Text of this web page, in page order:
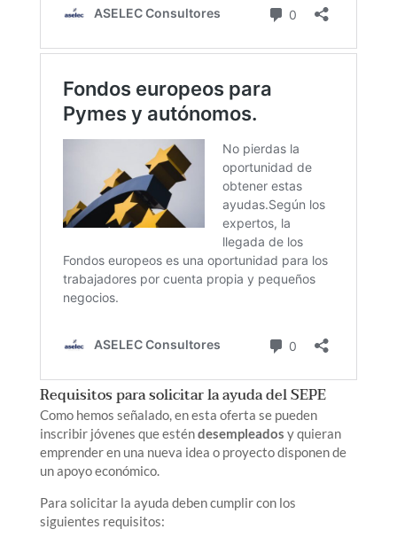
Requisitos para solicitar la ayuda del SEPE
Como hemos señalado, en esta oferta se pueden
inscribir jóvenes que esténdesempleados y quieran
emprender en una nueva idea o proyecto disponen de
un apoyo económico.
Para solicitar la ayuda deben cumplir con los
siguientes requisitos: